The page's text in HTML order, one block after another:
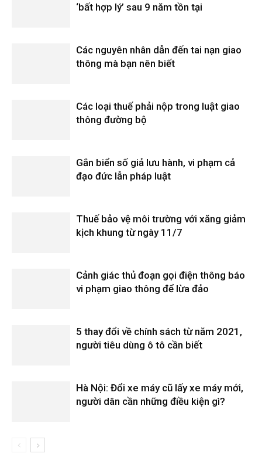
‘bất hợp lý’ sau 9 năm tồn tại
Các nguyên nhân dẫn đến tai nạn giao
thông mà bạn nên biết
Các loại thuế phải nộp trong luật giao
thông đường bộ
Gắn biển số giả lưu hành, vi phạm cả
đạo đức lẫn pháp luật
Thuế bảo vệ môi trường với xăng giảm
kịch khung từ ngày 11/7
Cảnh giác thủ đoạn gọi điện thông báo
vi phạm giao thông để lừa đảo
5 thay đổi về chính sách từ năm 2021,
người tiêu dùng ô tô cần biết
Hà Nội: Đổi xe máy cũ lấy xe máy mới,
người dân cần những điều kiện gì?